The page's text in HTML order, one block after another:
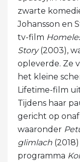
zwarte
Johansson en
tv-film
Story(2003),
opleverde. Ze
het kleine
Lifetime-film
Tijdens haar
gericht op
waaronder
glimlach
programma